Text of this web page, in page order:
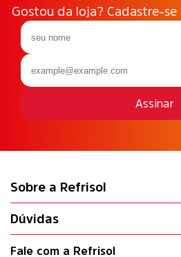
Gostou da loja? Cadastre-se
Assinar
Sobre a Refrisol
Dúvidas
Fale com a Refrisol